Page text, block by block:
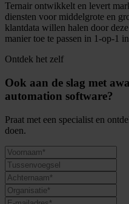
Ternair ontwikkelt en levert
diensten voor middelgrote en
klantdata willen halen door
manier toe te passen in 1-op-1
Ontdek het zelf
Ook aan de slag met
automation software?
Praat met een specialist en
doen.